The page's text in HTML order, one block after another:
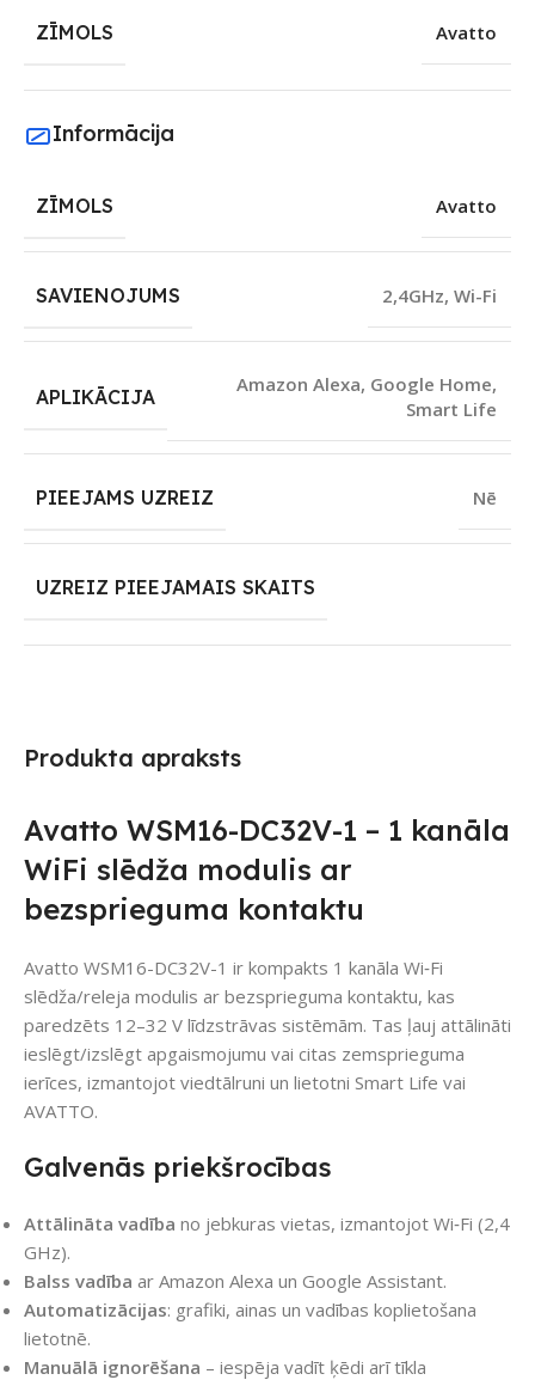
Produkta apraksts
Avatto WSM16-DC32V-1 – 1 kanāla
WiFi slēdža modulis ar
bezsprieguma kontaktu
Avatto WSM16-DC32V-1 ir kompakts 1 kanāla Wi‑Fi
slēdža/releja modulis ar bezsprieguma kontaktu, kas
paredzēts 12–32 V līdzstrāvas sistēmām. Tas ļauj attālināti
ieslēgt/izslēgt apgaismojumu vai citas zemsprieguma
ierīces, izmantojot viedtālruni un lietotni Smart Life vai
AVATTO.
Galvenās priekšrocības
Attālināta vadība no jebkuras vietas, izmantojot Wi‑Fi (2,4
GHz).
Balss vadība ar Amazon Alexa un Google Assistant.
Automatizācijas: grafiki, ainas un vadības koplietošana
lietotnē.
Manuālā ignorēšana – iespēja vadīt ķēdi arī tīkla
ZĪMOLS Avatto
Informācija
ZĪMOLS Avatto
SAVIENOJUMS 2,4GHz, Wi-Fi
APLIKĀCIJA
Amazon Alexa, Google Home,
Smart Life
PIEEJAMS UZREIZ Nē
UZREIZ PIEEJAMAIS SKAITS